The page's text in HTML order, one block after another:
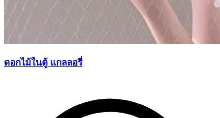
ดอกไม้ในตู้ แกลลอรี่